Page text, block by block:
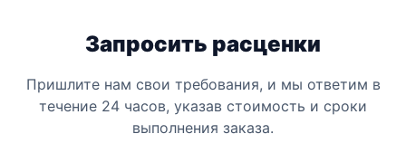
Запросить расценки
Пришлите нам свои требования, и мы ответим в
течение 24 часов, указав стоимость и сроки
выполнения заказа.